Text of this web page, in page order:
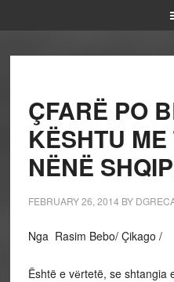
ÇFARË PO
KËSHTU ME
NËNË
FEBRUARY 26, 2014 BY
Nga Rasim Bebo/ Çikago /
Është e vёrtetë, se shtangia